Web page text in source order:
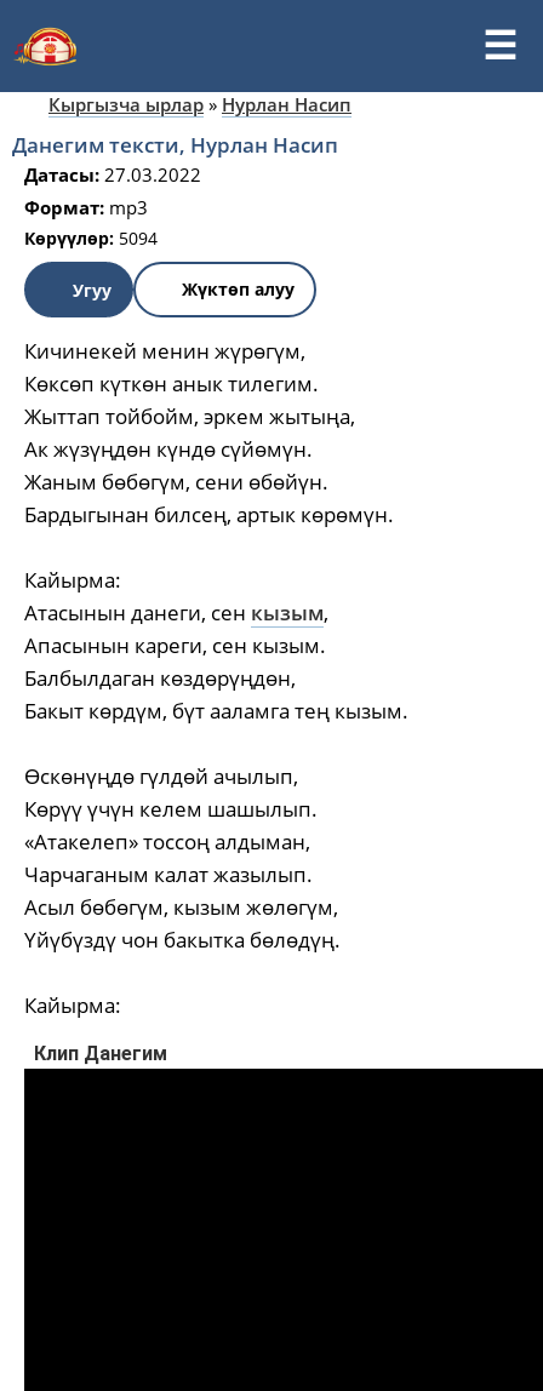
Кыргызча ырлар » Нурлан Насип
Данегим тексти, Нурлан Насип
Датасы: 27.03.2022
Формат: mp3
Көрүүлөр: 5094
Угуу Жүктөп алуу
Кичинекей менин жүрөгүм,
Көксөп күткөн анык тилегим.
Жыттап тойбойм, эркем жытыңа,
Ак жүзүңдөн күндө сүйөмүн.
Жаным бөбөгүм, сени өбөйүн.
Бардыгынан билсең, артык көрөмүн.
Кайырма:
Атасынын данеги, сен кызым,
Апасынын кареги, сен кызым.
Балбылдаган көздөрүңдөн,
Бакыт көрдүм, бүт ааламга тең кызым.
Өскөнүңдө гүлдөй ачылып,
Көрүү үчүн келем шашылып.
«Атакелеп» тоссоң алдыман,
Чарчаганым калат жазылып.
Асыл бөбөгүм, кызым жөлөгүм,
Үйүбүздү чон бакытка бөлөдүң.
Кайырма:
Клип Данегим